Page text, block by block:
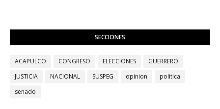
SECCIONES
ACAPULCO CONGRESO ELECCIONES
GUERRERO
JUSTICIA
NACIONAL SUSPEG opinion
politica
senado